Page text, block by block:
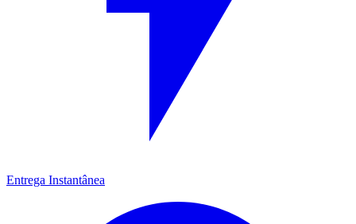
Entrega Instantânea